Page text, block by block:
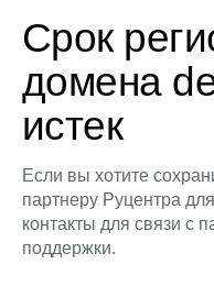
Срок
домена
истек
Если вы хотите
партнеру Руцентра
контакты для связи с
поддержки.